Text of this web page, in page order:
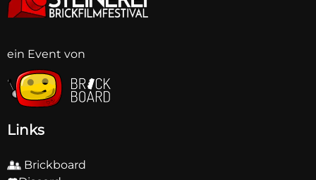
ein Event von
BBBBBBBB
BB
BB
BB
BB
Links
Brickboard